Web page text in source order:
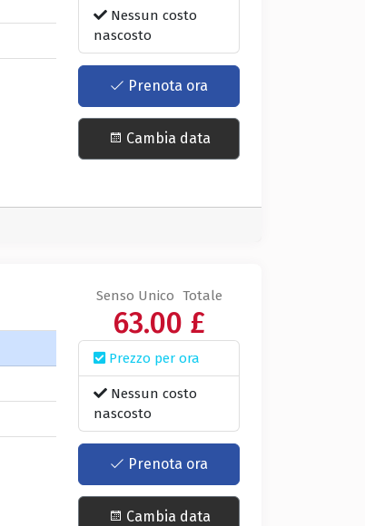
Nessun costo
nascosto
Prenota ora
Cambia data
Senso Unico Totale
63.00 £
Prezzo per ora
Nessun costo
nascosto
Prenota ora
Cambia data